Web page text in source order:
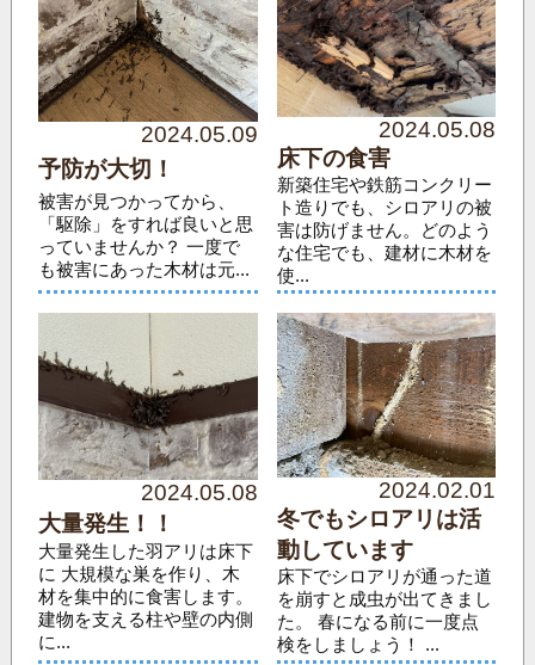
2024.05.09
予防が大切！
被害が見つかってから、
「駆除」をすれば良いと思
っていませんか？ 一度で
も被害にあった木材は元...
2024.05.08
床下の食害
新築住宅や鉄筋コンクリー
ト造りでも、シロアリの被
害は防げません。どのよう
な住宅でも、建材に木材を
使...
2024.05.08
大量発生！！
大量発生した羽アリは床下
に 大規模な巣を作り、木
材を集中的に食害します。
建物を支える柱や壁の内側
に...
2024.02.01
冬でもシロアリは活
動しています
床下でシロアリが通った道
を崩すと成虫が出てきまし
た。 春になる前に一度点
検をしましょう！ ...